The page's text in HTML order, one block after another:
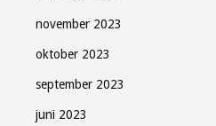
november 2023
oktober 2023
september 2023
juni 2023